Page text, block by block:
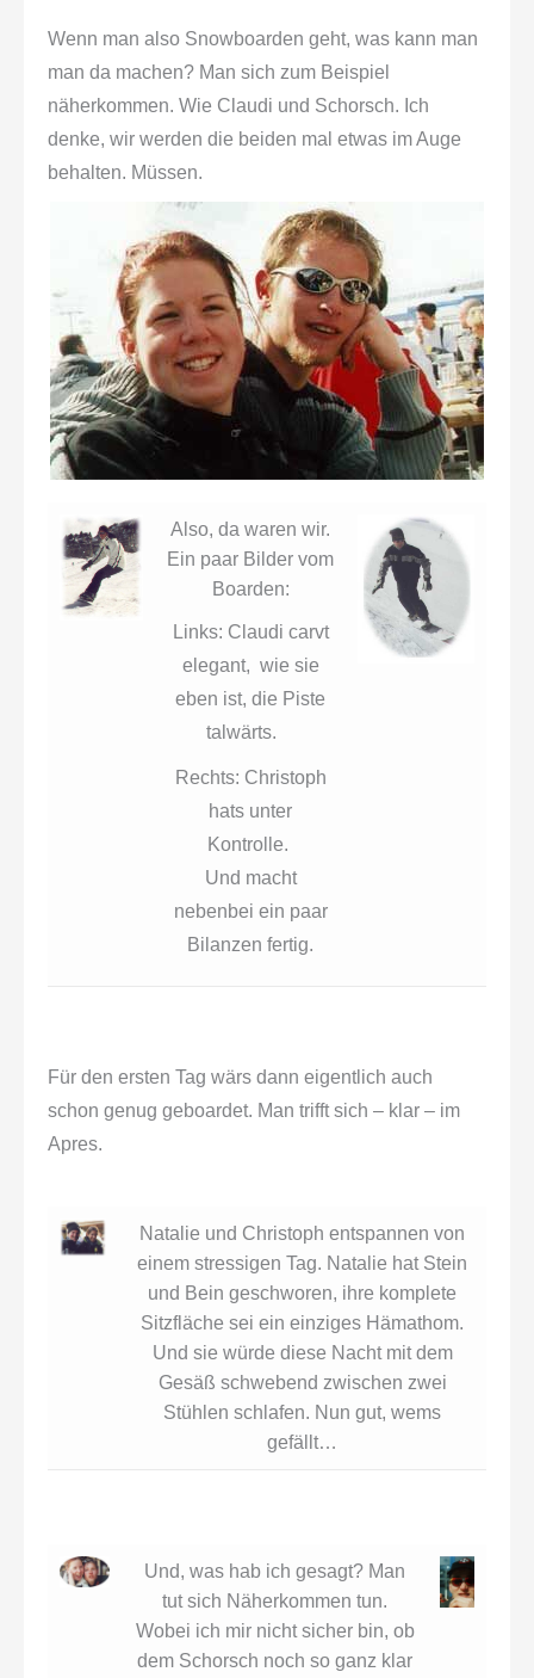
Wenn man also Snowboarden geht, was kann man
man da machen? Man sich zum Beispiel
näherkommen. Wie Claudi und Schorsch. Ich
denke, wir werden die beiden mal etwas im Auge
behalten. Müssen.
Also, da waren wir.
Ein paar Bilder vom
Boarden:
Links: Claudi carvt
elegant, wie sie
eben ist, die Piste
talwärts.
Rechts: Christoph
hats unter
Kontrolle.
Und macht
nebenbei ein paar
Bilanzen fertig.
Für den ersten Tag wärs dann eigentlich auch
schon genug geboardet. Man trifft sich – klar – im
Apres.
Natalie und Christoph entspannen von
einem stressigen Tag. Natalie hat Stein
und Bein geschworen, ihre komplete
Sitzfläche sei ein einziges Hämathom.
Und sie würde diese Nacht mit dem
Gesäß schwebend zwischen zwei
Stühlen schlafen. Nun gut, wems
gefällt…
Und, was hab ich gesagt? Man
tut sich Näherkommen tun.
Wobei ich mir nicht sicher bin, ob
dem Schorsch noch so ganz klar